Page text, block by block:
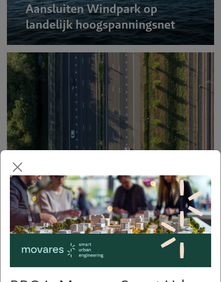
Aansluiten Windpark op
landelijk hoogspanningsnet
Ruimtelijk kwaliteitsplan en
regiovoorstel A15 / A12